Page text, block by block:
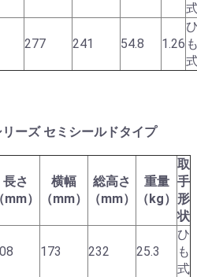
277 241 54.8 1.26
リーズ セミシールドタイプ
長さ
（mm）
横幅
（mm）
総高さ
（mm）
重量
（kg）
取
手
形
状
173 232 25.3
ひ
も
式